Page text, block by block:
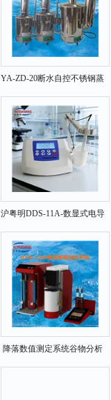
YA-ZD-20断水自控不锈钢蒸
馏水器 20L/小时
沪粤明DDS-11A-数显式电导
率仪
降落数值测定系统谷物分析
仪HYM-1500